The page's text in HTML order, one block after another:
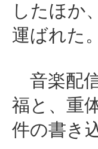
したほか
運ばれた
音楽配
福と、重
件の書き